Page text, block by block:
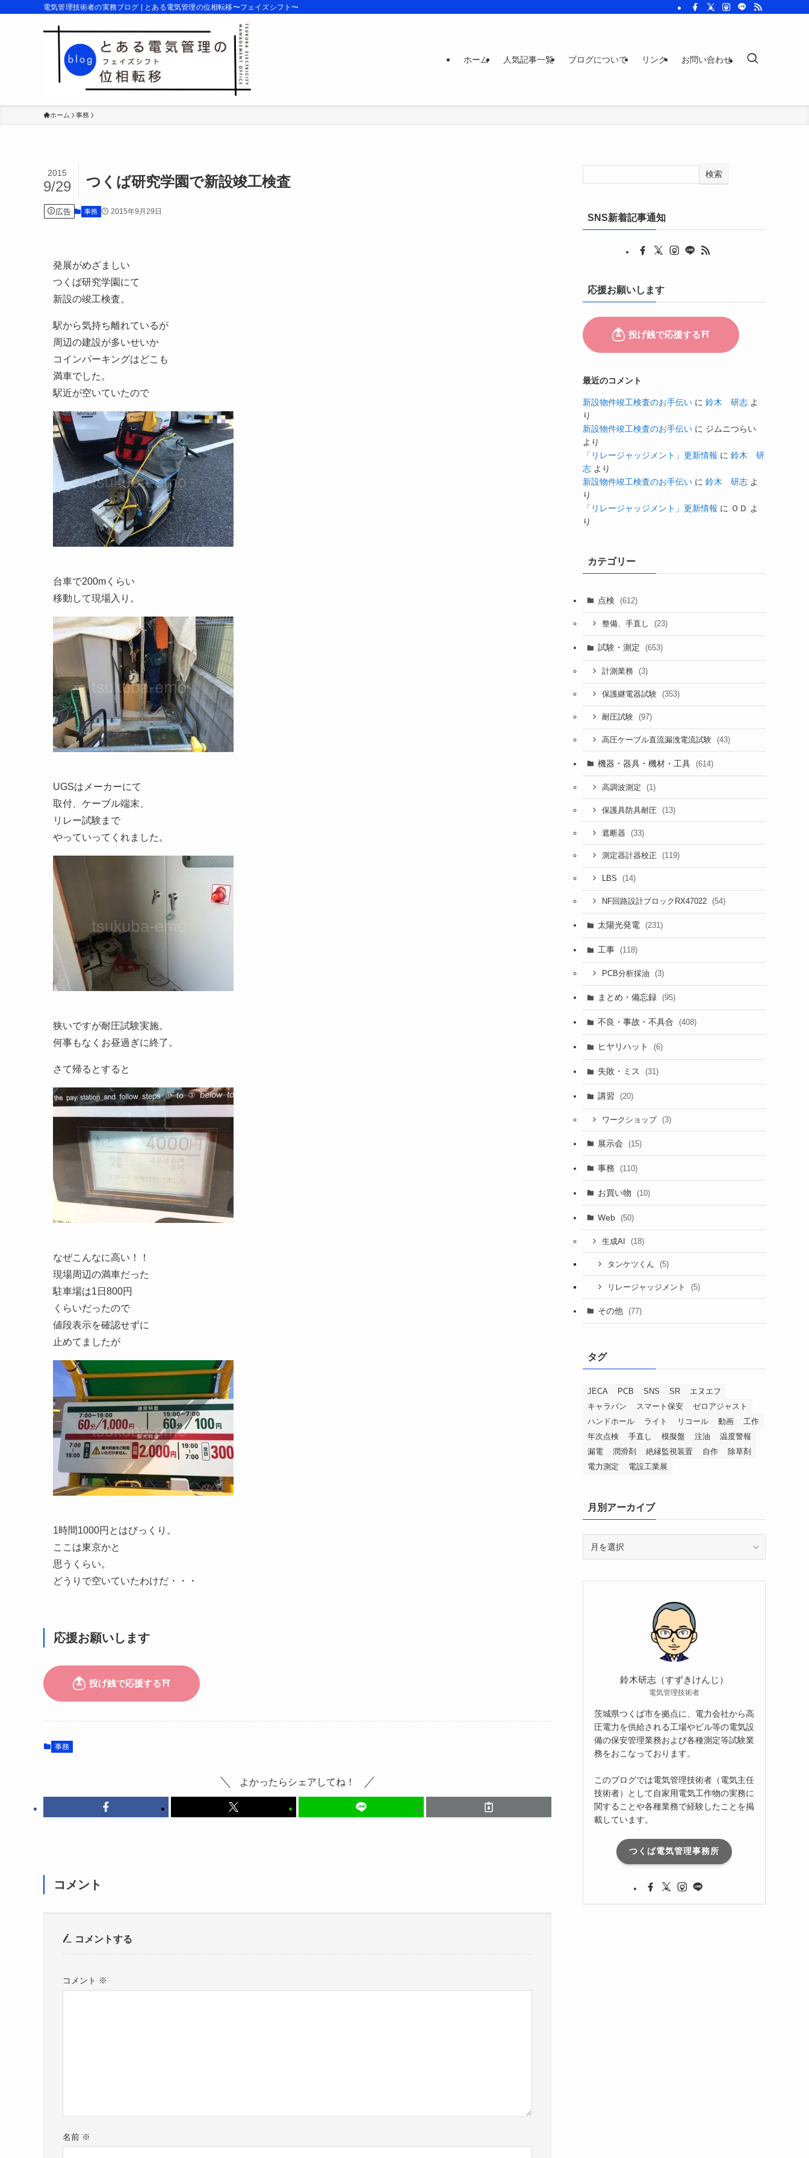
電気管理技術者の実務ブログ | とある電気管理の位相転移〜フェイズシフト〜
ホーム 人気記事一覧 ブログについて リンク お問い合わせ
ホーム 事務
つくば研究学園で新設竣工検査
2015
9/29
広告 事務 2015年9月29日
発展がめざましい
つくば研究学園にて
新設の竣工検査。
駅から気持ち離れているが
周辺の建設が多いせいか
コインパーキングはどこも
満車でした。
駅近が空いていたので
台車で200mくらい
移動して現場入り。
UGSはメーカーにて
取付、ケーブル端末、
リレー試験まで
やっていってくれました。
狭いですが耐圧試験実施。
何事もなくお昼過ぎに終了。
さて帰るとすると
なぜこんなに高い！！
現場周辺の満車だった
駐車場は1日800円
くらいだったので
値段表示を確認せずに
止めてましたが
1時間1000円とはびっくり。
ここは東京かと
思うくらい。
どうりで空いていたわけだ・・・
応援お願いします
事務
よかったらシェアしてね！
コメント
コメントする
コメント ※
名前 ※
検索
SNS新着記事通知
応援お願いします
最近のコメント
新設物件竣工検査のお手伝い に 鈴木 研志 よ
り
新設物件竣工検査のお手伝い に ジムニつらい
より
「リレージャッジメント」更新情報 に 鈴木 研
志 より
新設物件竣工検査のお手伝い に 鈴木 研志 よ
り
「リレージャッジメント」更新情報 に ＯＤ よ
り
カテゴリー
点検 (612)
整備、手直し (23)
試験・測定 (653)
計測業務 (3)
保護継電器試験 (353)
耐圧試験 (97)
高圧ケーブル直流漏洩電流試験 (43)
機器・器具・機材・工具 (614)
高調波測定 (1)
保護具防具耐圧 (13)
遮断器 (33)
測定器計器校正 (119)
LBS (14)
NF回路設計ブロックRX47022 (54)
太陽光発電 (231)
工事 (118)
PCB分析採油 (3)
まとめ・備忘録 (95)
不良・事故・不具合 (408)
ヒヤリハット (6)
失敗・ミス (31)
講習 (20)
ワークショップ (3)
展示会 (15)
事務 (110)
お買い物 (10)
Web (50)
生成AI (18)
タンケツくん (5)
リレージャッジメント (5)
その他 (77)
タグ
JECA PCB SNS SR
エヌエフ
キャラバン
スマート保安
ゼロアジャスト
ハンドホール
ライト リコール 動画
工作
年次点検
手直し 模擬盤 注油
温度警報
漏電
潤滑剤 絶縁監視装置 自作
除草剤
電力測定
電設工業展
月別アーカイブ
ー
鈴木研志（すずきけんじ）
電気管理技術者
茨城県つくば市を拠点に、電力会社から高
圧電力を供給される工場やビル等の電気設
備の保安管理業務および各種測定等試験業
務をおこなっております。
このブログでは電気管理技術者（電気主任
技術者）として自家用電気工作物の実務に
関することや各種業務で経験したことを掲
載しています。
つくば電気管理事務所